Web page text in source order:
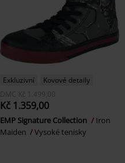
Exkluzivní
Kovové detaily
DMC
Kč 1.499,00
Kč 1.359,00
EMP Signature Collection
Iron
Maiden
Vysoké tenisky